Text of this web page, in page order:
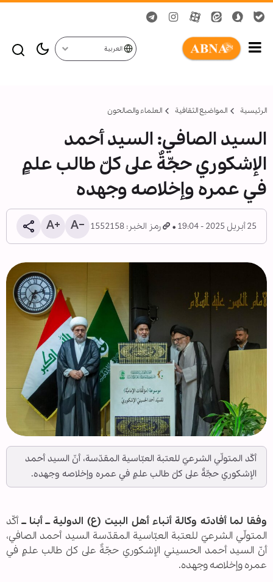
العربية
الرئيسية المواضیع الثقافية العلماء والصالحون
السيد الصافي: السيد أحمد
الإشكوري حجّةٌ على كلّ طالب علمٍ
في عمره وإخلاصه وجهده
25 أبريل 2025 - 19:04 رمز الخبر: 1552158
أكّد المتولّي الشرعيّ للعتبة العبّاسية المقدّسة، أنّ السيد أحمد
الإشكوري حجّةٌ على كلّ طالب علمٍ في عمره وإخلاصه وجهده.
وفقا لما أفادته وكالة أنباء أهل البيت (ع) الدولية ــ أبنا ــأكّد
المتولّي الشرعيّ للعتبة العبّاسية المقدّسة السيد أحمد الصافي،
أنّ السيد أحمد الحسيني الإشكوري حجّةٌ على كلّ طالب علمٍ في
عمره وإخلاصه وجهده.